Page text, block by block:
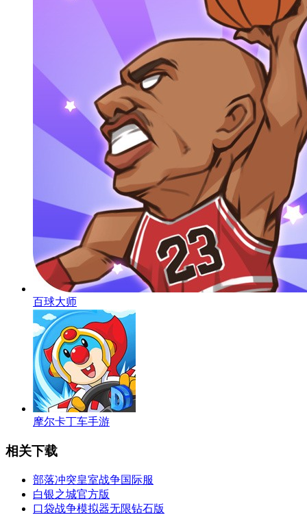
百球大师
摩尔卡丁车手游
相关下载
部落冲突皇室战争国际服
白银之城官方版
口袋战争模拟器无限钻石版